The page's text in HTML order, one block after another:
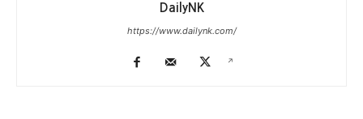
DailyNK
https://www.dailynk.com/